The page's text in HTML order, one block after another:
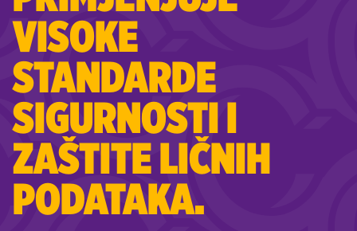
VISOKE
STANDARDE
SIGURNOSTI I
ZAŠTITE LIČNIH
PODATAKA.